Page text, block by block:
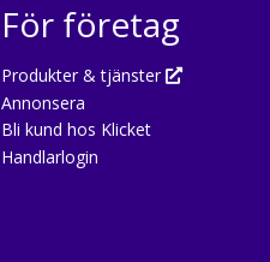
För företag
Produkter & tjänster
Annonsera
Bli kund hos Klicket
Handlarlogin